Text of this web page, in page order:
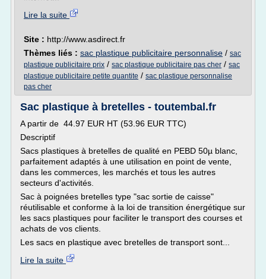
Lire la suite
Site : http://www.asdirect.fr
Thèmes liés : sac plastique publicitaire personnalise / sac
plastique publicitaire prix / sac plastique publicitaire pas cher / sac
plastique publicitaire petite quantite / sac plastique personnalise
pas cher
Sac plastique à bretelles - toutembal.fr
A partir de 44.97 EUR HT (53.96 EUR TTC)
Descriptif
Sacs plastiques à bretelles de qualité en PEBD 50µ blanc,
parfaitement adaptés à une utilisation en point de vente,
dans les commerces, les marchés et tous les autres
secteurs d'activités.
Sac à poignées bretelles type "sac sortie de caisse"
réutilisable et conforme à la loi de transition énergétique sur
les sacs plastiques pour faciliter le transport des courses et
achats de vos clients.
Les sacs en plastique avec bretelles de transport sont...
Lire la suite